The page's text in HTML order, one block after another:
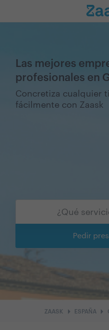
Las mejores
profesionales en
Concretiza cualquier
fácilmente con Zaask
Pedir
ZAASK arrow_right ESPAÑAarrow_right